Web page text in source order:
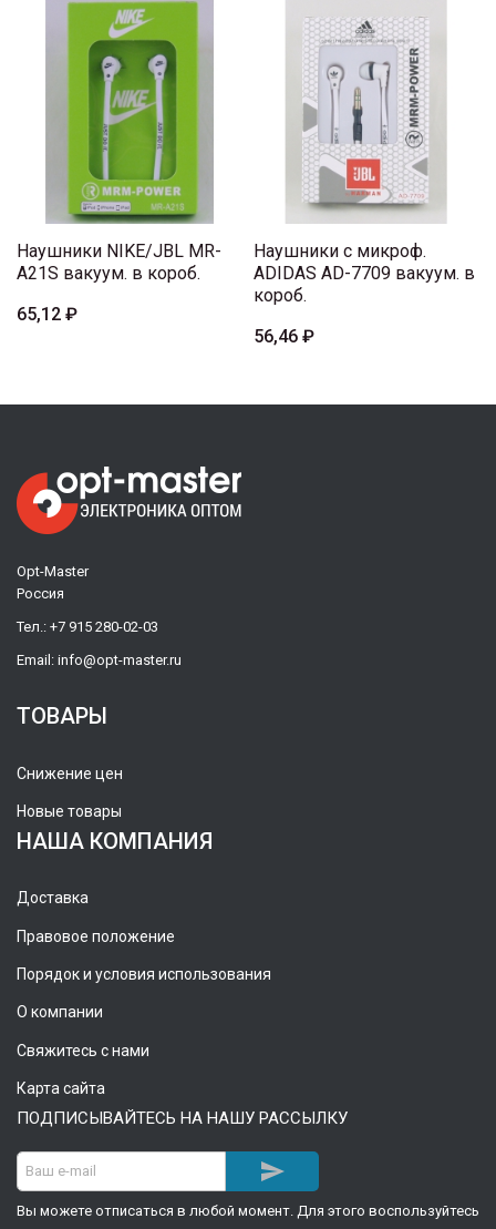
Наушники NIKE/JBL MR-
A21S вакуум. в короб.
65,12 ₽
Наушники с микроф.
ADIDAS AD-7709 вакуум. в
короб.
56,46 ₽
Opt-Master
Россия
Тел.: +7 915 280-02-03
Email: info@opt-master.ru
ТОВАРЫ
Снижение цен
Новые товары
НАША КОМПАНИЯ
Доставка
Правовое положение
Порядок и условия использования
О компании
Свяжитесь с нами
Карта сайта
ПОДПИСЫВАЙТЕСЬ НА НАШУ РАССЫЛКУ

Вы можете отписаться в любой момент. Для этого воспользуйтесь